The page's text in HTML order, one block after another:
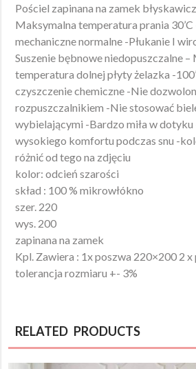
Pościel zapinana na zamek
Maksymalna temperatura prania
mechaniczne normalne -Płukanie I
Suszenie bębnowe niedopuszczalne –
temperatura dolnej płyty żelazka -
czyszczenie chemiczne -Nie
rozpuszczalnikiem -Nie stosować
wybielającymi -Bardzo miła w
wysokiego komfortu podczas snu -
różnić od tego na zdjęciu
kolor: odcień szarości
skład : 100 % mikrowłókno
szer. 220
wys. 200
zapinana na zamek
Kpl. Zawiera : 1x poszwa 220×200 2
tolerancja rozmiaru +- 3%
RELATED PRODUCTS